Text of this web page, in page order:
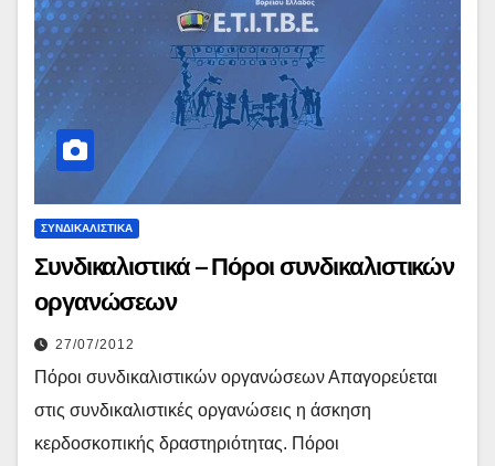
ΣΥΝΔΙΚΑΛΙΣΤΙΚΆ
Συνδικαλιστικά – Πόροι συνδικαλιστικών
οργανώσεων
27/07/2012
Πόροι συνδικαλιστικών οργανώσεων Απαγορεύεται
στις συνδικαλιστικές οργανώσεις η άσκηση
κερδοσκοπικής δραστηριότητας. Πόροι